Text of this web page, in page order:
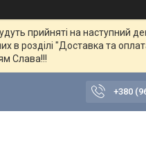
прийняті на наступний
в розділі "Доставка та
Слава!!!
+380